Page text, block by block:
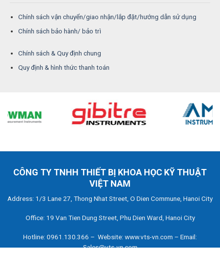
Chính sách vận chuyển/giao nhận/lắp đặt/hướng dẫn sử dụng
Chính sách bảo hành/ bảo trì
Chính sách & Quy định chung
Quy định & hình thức thanh toán
CÔNG TY TNHH THIẾT BỊ KHOA HỌC KỸ THUẬT
VIỆT NAM
Address: 1/3 Lane 27, Thong Nhat Street, O Dien Commune, Hanoi City
Office: 19 Van Tien Dung Street, Phu Dien Ward, Hanoi City
Hotline: 0961.130.366 – Website: www.vts-vn.com – Email:
Sales@vts-vn.com